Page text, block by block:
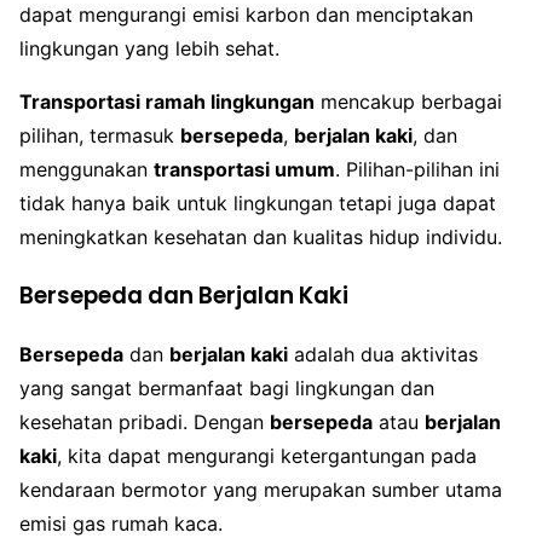
dapat mengurangi emisi karbon dan menciptakan
lingkungan yang lebih sehat.
Transportasi ramah lingkungan mencakup berbagai
pilihan, termasuk bersepeda, berjalan kaki, dan
menggunakan transportasi umum. Pilihan-pilihan ini
tidak hanya baik untuk lingkungan tetapi juga dapat
meningkatkan kesehatan dan kualitas hidup individu.
Bersepeda dan Berjalan Kaki
Bersepeda dan berjalan kaki adalah dua aktivitas
yang sangat bermanfaat bagi lingkungan dan
kesehatan pribadi. Dengan bersepeda atau berjalan
kaki, kita dapat mengurangi ketergantungan pada
kendaraan bermotor yang merupakan sumber utama
emisi gas rumah kaca.